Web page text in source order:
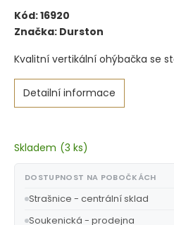
Kód:16920
Značka: Durston
Kvalitní vertikální ohýbačka se
Detailní informace
Skladem (3 ks)
DOSTUPNOST NA POBOČKÁCH
Strašnice - centrální sklad
Soukenická - prodejna